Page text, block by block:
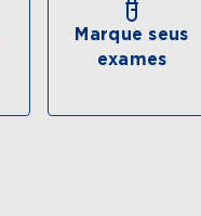
Marque seus
exames